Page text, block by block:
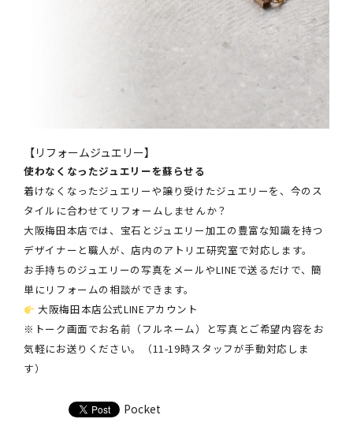
【リフォームジュエリー】
使わなくなったジュエリーを蘇らせる
着けなくなったジュエリーや譲り受けたジュエリーを、今のス
タイルに合わせてリフォームしませんか？
大阪梅田本店では、宝石とジュエリー加工の豊富な知識を持つ
デザイナーと職人が、店内のアトリエ研究室で対応します。
お手持ちのジュエリーの写真をメールやLINEで送るだけで、簡
単にリフォームの相談ができます。
大阪梅田本店公式LINEアカウント
※トーク画面でお名前（フルネーム）と写真とご希望内容をお
気軽にお送りください。（11-19時スタッフが手動対応しま
す）
Pocket